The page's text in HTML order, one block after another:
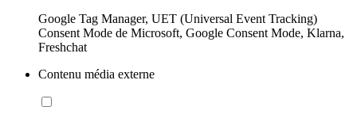
Google Tag Manager, UET (Universal Event Tracking)
Consent Mode de Microsoft, Google Consent Mode, Klarna,
Freshchat
Contenu média externe